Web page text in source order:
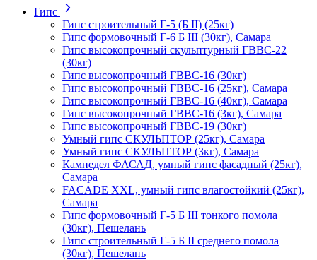
Гипс
Гипс строительный Г-5 (Б II) (25кг)
Гипс формовочный Г-6 Б III (30кг), Самара
Гипс высокопрочный скульптурный ГВВС-22
(30кг)
Гипс высокопрочный ГВВС-16 (30кг)
Гипс высокопрочный ГВВС-16 (25кг), Самара
Гипс высокопрочный ГВВС-16 (40кг), Самара
Гипс высокопрочный ГВВС-16 (3кг), Самара
Гипс высокопрочный ГВВС-19 (30кг)
Умный гипс СКУЛЬПТОР (25кг), Самара
Умный гипс СКУЛЬПТОР (3кг), Самара
Камнедел ФАСАД, умный гипс фасадный (25кг),
Самара
FACADE XXL, умный гипс влагостойкий (25кг),
Самара
Гипс формовочный Г-5 Б III тонкого помола
(30кг), Пешелань
Гипс строительный Г-5 Б II среднего помола
(30кг), Пешелань